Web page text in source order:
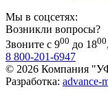
Мы в соцсетях:
Возникли вопросы?
Звоните с 900 до 1800
8 800-201-6947
© 2026 Компания
Разработка: advance-